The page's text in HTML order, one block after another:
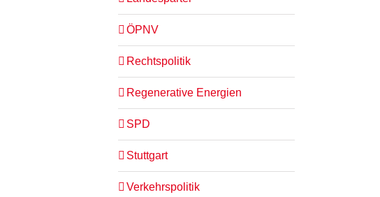
ÖPNV
Rechtspolitik
Regenerative Energien
SPD
Stuttgart
Verkehrspolitik